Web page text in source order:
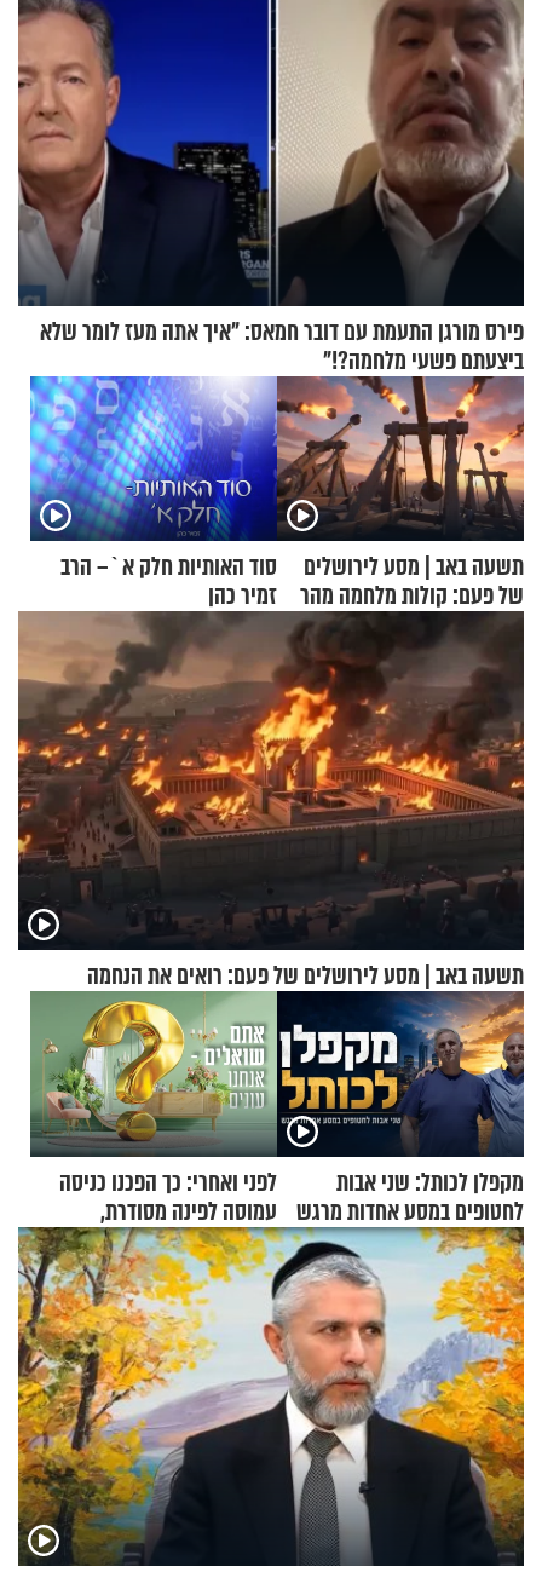
פירס מורגן התעמת עם דובר חמאס: "איך אתה מעז לומר שלא
ביצעתם פשעי מלחמה?!"
תשעה באב | מסע לירושלים
של פעם: קולות מלחמה מהר
הזיתים
סוד האותיות חלק א`– הרב
זמיר כהן
תשעה באב | מסע לירושלים של פעם: רואים את הנחמה
מקפלן לכותל: שני אבות
לחטופים במסע אחדות מרגש
לפני ואחרי: כך הפכנו כניסה
עמוסה לפינה מסודרת,
שימושית ומזמינה